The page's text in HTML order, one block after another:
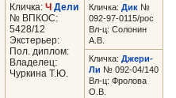
Кличка: Ч Дели
№ ВПКОС:
5428/12
Экстерьер:
Пол. диплом:
Владелец:
Чуркина Т.Ю.
Кличка: Дик №
092-97-0115/рос
Вл-ц: Солонин
А.В.
Кличка: Джери-
Ли № 092-04/140
Вл-ц: Фролова
О.В.